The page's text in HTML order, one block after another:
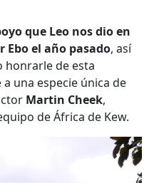
que Leo nos dio en
Ebo el año pasado, así
honrarle de esta
una especie única de
Martin Cheek,
de África de Kew.